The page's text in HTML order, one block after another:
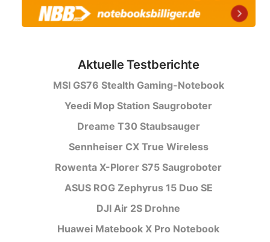
Aktuelle Testberichte
MSI GS76 Stealth Gaming-Notebook
Yeedi Mop Station Saugroboter
Dreame T30 Staubsauger
Sennheiser CX True Wireless
Rowenta X-Plorer S75 Saugroboter
ASUS ROG Zephyrus 15 Duo SE
DJI Air 2S Drohne
Huawei Matebook X Pro Notebook